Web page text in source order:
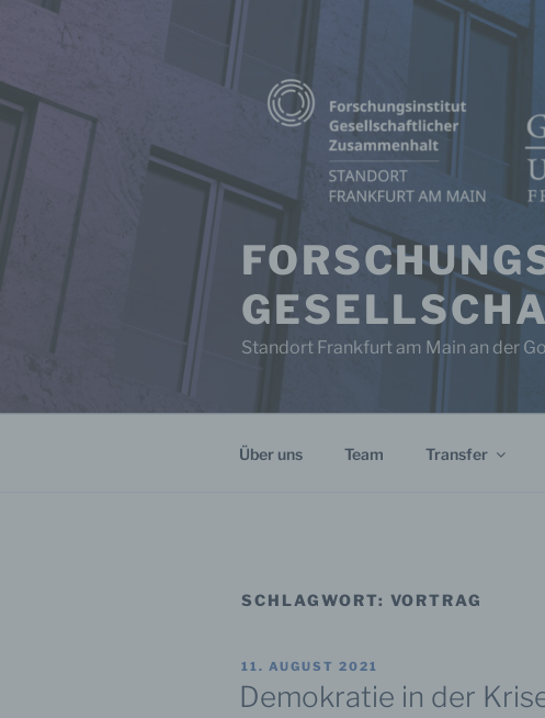
Standort Frankfurt am Main an der
Über uns Team Transfer
SCHLAGWORT: VORTRAG
VERÖFFENTLICHT
AM
11. AUGUST 2021
Demokratie in der